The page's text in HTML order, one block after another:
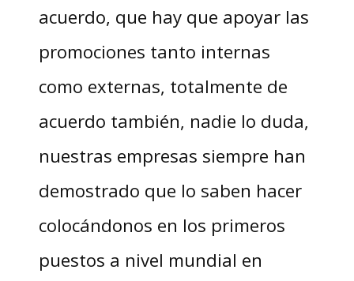
acuerdo, que hay que apoyar las
promociones tanto internas
como externas, totalmente de
acuerdo también, nadie lo duda,
nuestras empresas siempre han
demostrado que lo saben hacer
colocándonos en los primeros
puestos a nivel mundial en